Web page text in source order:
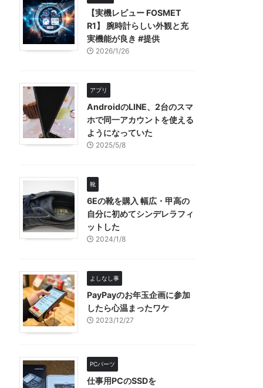
【実機レビュー FOSMET
R1】 腕時計らしい外観と充
実機能が良き #提供
2026/1/26
アプリ
AndroidのLINE、2台のスマ
ホで同一アカウントを使える
ようになっていた
2025/5/8
靴
6Eの靴を購入 幅広・甲高の
自分に初めてシンデレラフィ
ットした
2024/1/8
よしなし事
PayPayのお年玉企画に参加
したら心温まったワケ
2023/12/27
PCパーツ
仕事用PCのSSDを